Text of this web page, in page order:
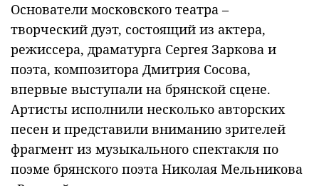
Основатели московского театра –
творческий дуэт, состоящий из актера,
режиссера, драматурга Сергея Заркова и
поэта, композитора Дмитрия Сосова,
впервые выступали на брянской сцене.
Артисты исполнили несколько авторских
песен и представили вниманию зрителей
фрагмент из музыкального спектакля по
поэме брянского поэта Николая Мельникова